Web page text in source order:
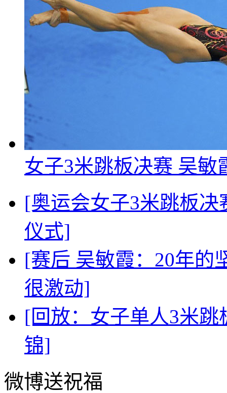
女子3米跳板决赛 吴敏
[奥运会女子3米跳板决
仪式]
[赛后 吴敏霞：20年的
很激动]
[回放：女子单人3米跳
锦]
微博送祝福